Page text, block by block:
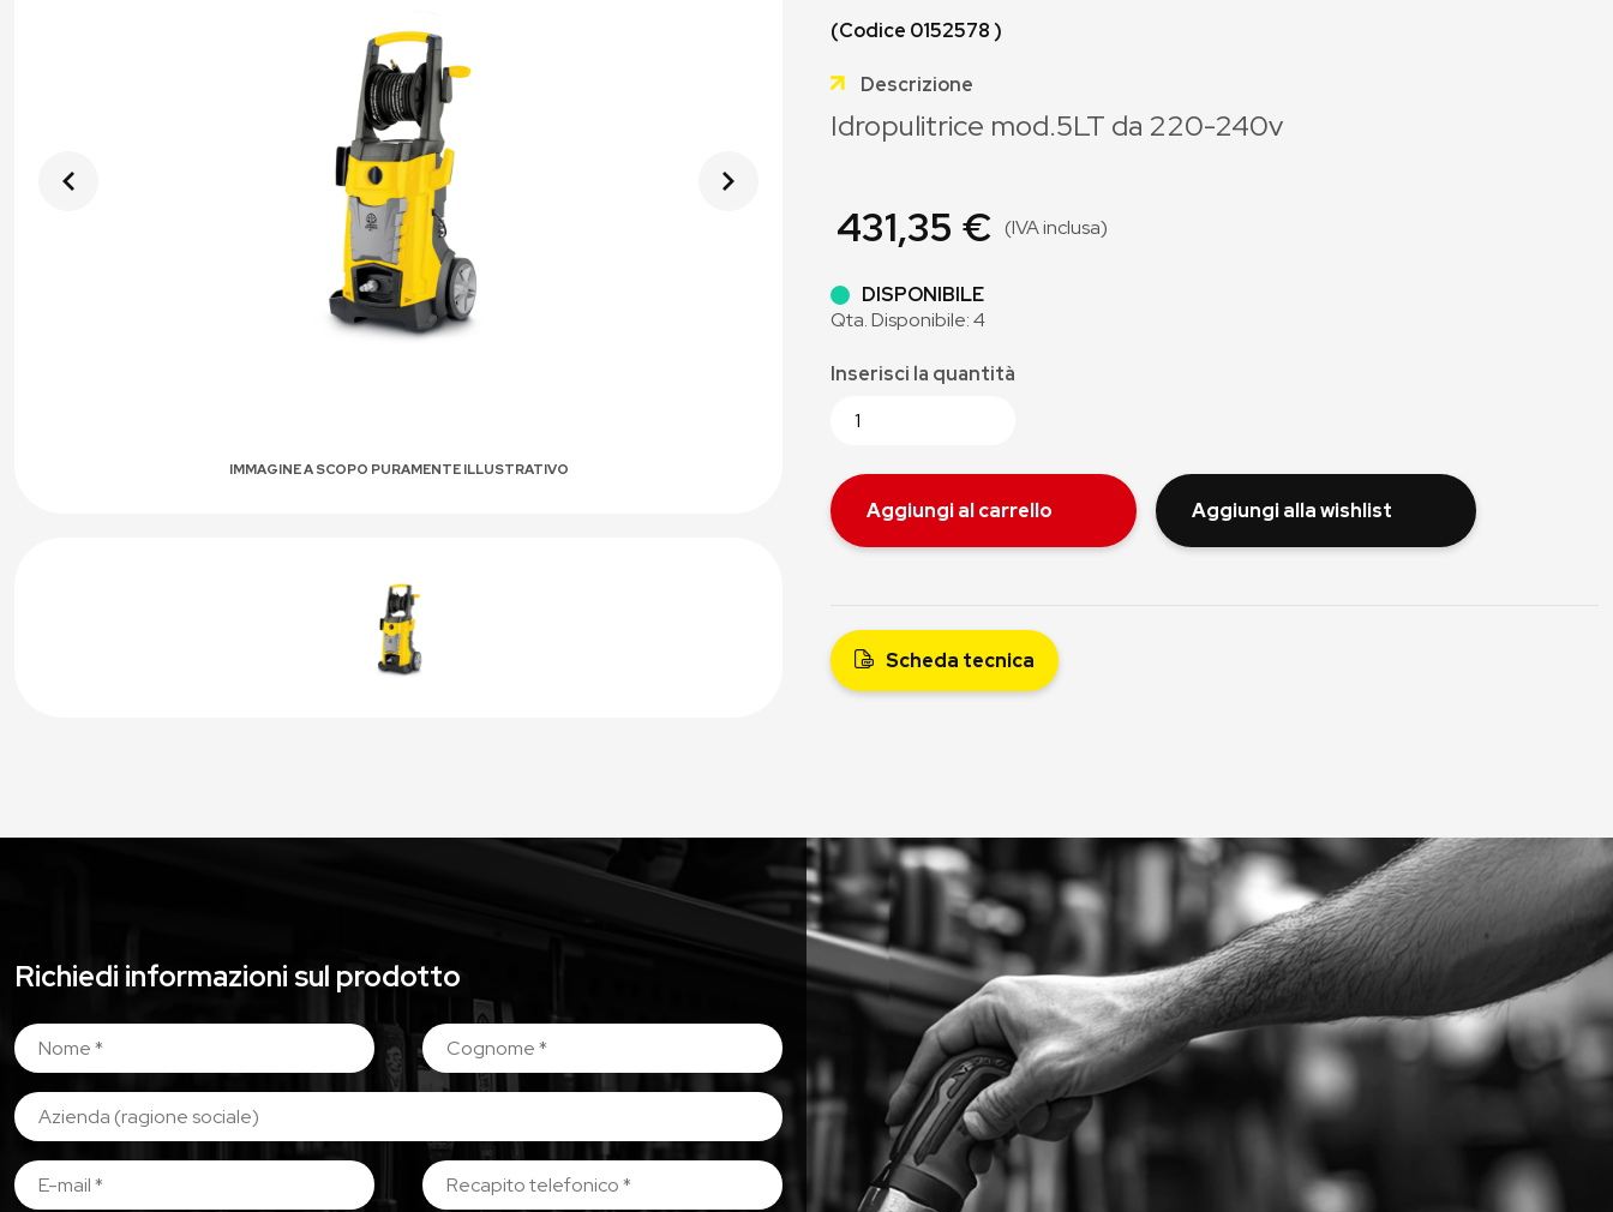
IMMAGINE A SCOPO PURAMENTE ILLUSTRATIVO
(Codice 0152578 )
Descrizione
Idropulitrice mod.5LT da 220-240v
431,35 € (IVA inclusa)
DISPONIBILE
Qta. Disponibile: 4
Inserisci la quantità
Aggiungi al carrello Aggiungi alla wishlist
Scheda tecnica
Richiedi informazioni sul prodotto